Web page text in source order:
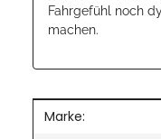
Fahrgefühl noch
machen.
Produkteigenschaft
Wert
Marke: